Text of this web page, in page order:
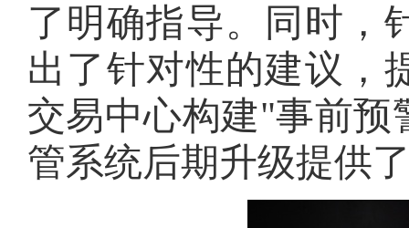
了明确指导。同时，
出了针对性的建议，
交易中心构建"事前预
管系统后期升级提供